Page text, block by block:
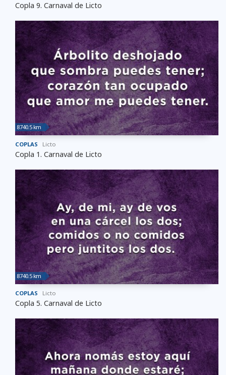
Copla 9. Carnaval de Licto
8740.5 km
COPLAS Licto
Copla 1. Carnaval de Licto
8740.5 km
COPLAS Licto
Copla 5. Carnaval de Licto